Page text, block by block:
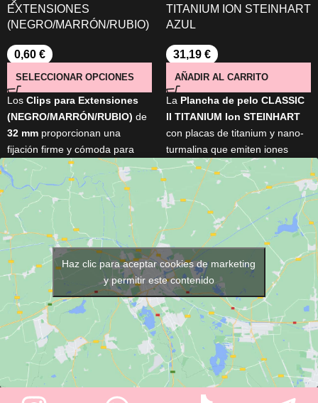
EXTENSIONES
(NEGRO/MARRÓN/RUBIO)
0,60 €
SELECCIONAR OPCIONES
Los Clips para Extensiones
(NEGRO/MARRÓN/RUBIO) de
32 mm proporcionan una
fijación firme y cómoda para
extensiones y pelucas.
Fabricados enmetal con parte
trasera de silicona, incorporan
unpeine de 9 dientes
que
mejora el agarre sin dañar el
cabello. Disponibles ennegro,
marrón y rubio.
TITANIUM ION STEINHART
AZUL
31,19 €
AÑADIR AL CARRITO
La Plancha de pelo CLASSIC
II TITANIUM Ion STEINHART
con placas de titanium y nano-
turmalina que emiten iones
negativos para un cabello más
brillante y sin frizz. Alcanza
230ºC rápidamente y permite
alisar, rizar u ondular con
facilidad. Protección por rayos
infrarrojos para cuidar la fibra
capilar. Barril redondeado y
cable profesional giratorio de 3
metros. Desconexión
automática y placas resistentes
a químicos. Ideal para uso
profesional o doméstico,
incluso con tratamientos
capilares. Incluye doble voltaje
para viajar sin preocupaciones.
Haz clic para aceptar cookies de marketing
y permitir este contenido